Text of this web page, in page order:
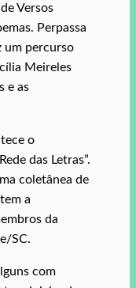
Versos
Perpassa
um percurso
Meireles
e as
o
das Letras”.
coletânea de
a
da
SC.
com